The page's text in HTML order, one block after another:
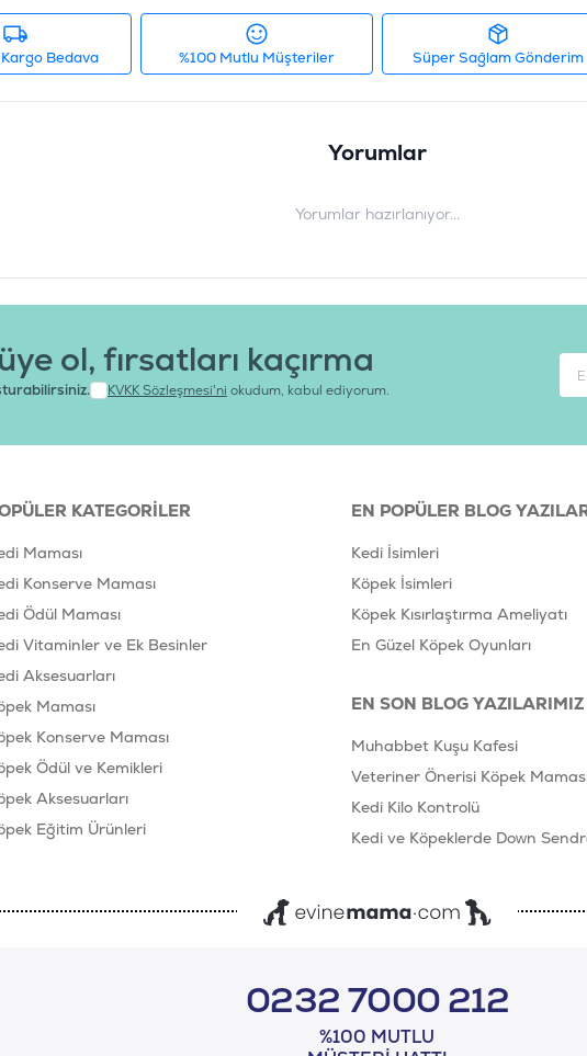
Bedava %100 Mutlu Müşteriler Süper Sağlam Gönderim
Yorumlar
Yorumlar hazırlanıyor...
ol, fırsatları kaçırma
KVKK Sözleşmesi'ni okudum, kabul ediyorum.
KATEGORILER
Maması
Konserve Maması
Ödül Maması
Vitaminler ve Ek Besinler
Aksesuarları
Maması
Konserve Maması
Ödül ve Kemikleri
Aksesuarları
Eğitim Ürünleri
EN POPÜLER BLOG
Kedi İsimleri
Köpek İsimleri
Köpek Kısırlaştırma Ameliyatı
En Güzel Köpek Oyunları
EN SON BLOG YAZILARIMIZ
Muhabbet Kuşu Kafesi
Veteriner Önerisi Köpek
Kedi Kilo Kontrolü
Kedi ve Köpeklerde Down
0232 7000 212
%100 MUTLU